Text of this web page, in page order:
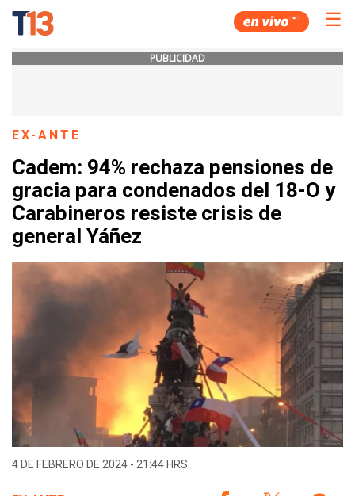
☰
PUBLICIDAD
EX-ANTE
Cadem: 94% rechaza pensiones de
gracia para condenados del 18-O y
Carabineros resiste crisis de
general Yáñez
4 DE FEBRERO DE 2024 - 21:44 HRS.